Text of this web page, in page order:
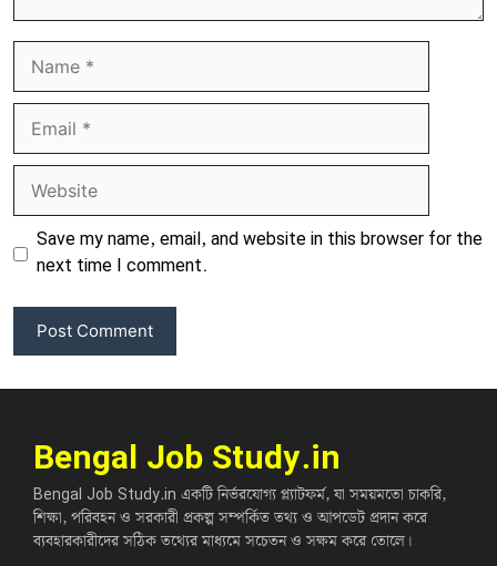
Name
Email
Website
Save my name, email, and website in this browser for the
next time I comment.
Bengal Job Study.in
Bengal Job Study.in একটি নির্ভরযোগ্য প্ল্যাটফর্ম, যা সময়মতো চাকরি,
শিক্ষা, পরিবহন ও সরকারী প্রকল্প সম্পর্কিত তথ্য ও আপডেট প্রদান করে
ব্যবহারকারীদের সঠিক তথ্যের মাধ্যমে সচেতন ও সক্ষম করে তোলে।